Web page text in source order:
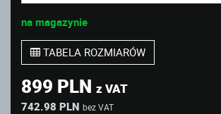
na magazynie
TABELA ROZMIARÓW
899 PLN z VAT
742.98 PLN bez VAT